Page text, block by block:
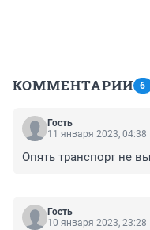
КОММЕНТАРИИ 6
Гость
11 января 2023, 04:38
Опять транспорт не
Гость
10 января 2023, 23:28